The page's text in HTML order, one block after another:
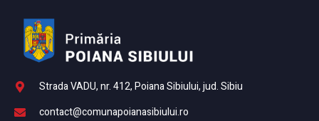
Strada VADU, nr. 412, Poiana Sibiului, jud. Sibiu
contact@comunapoianasibiului.ro